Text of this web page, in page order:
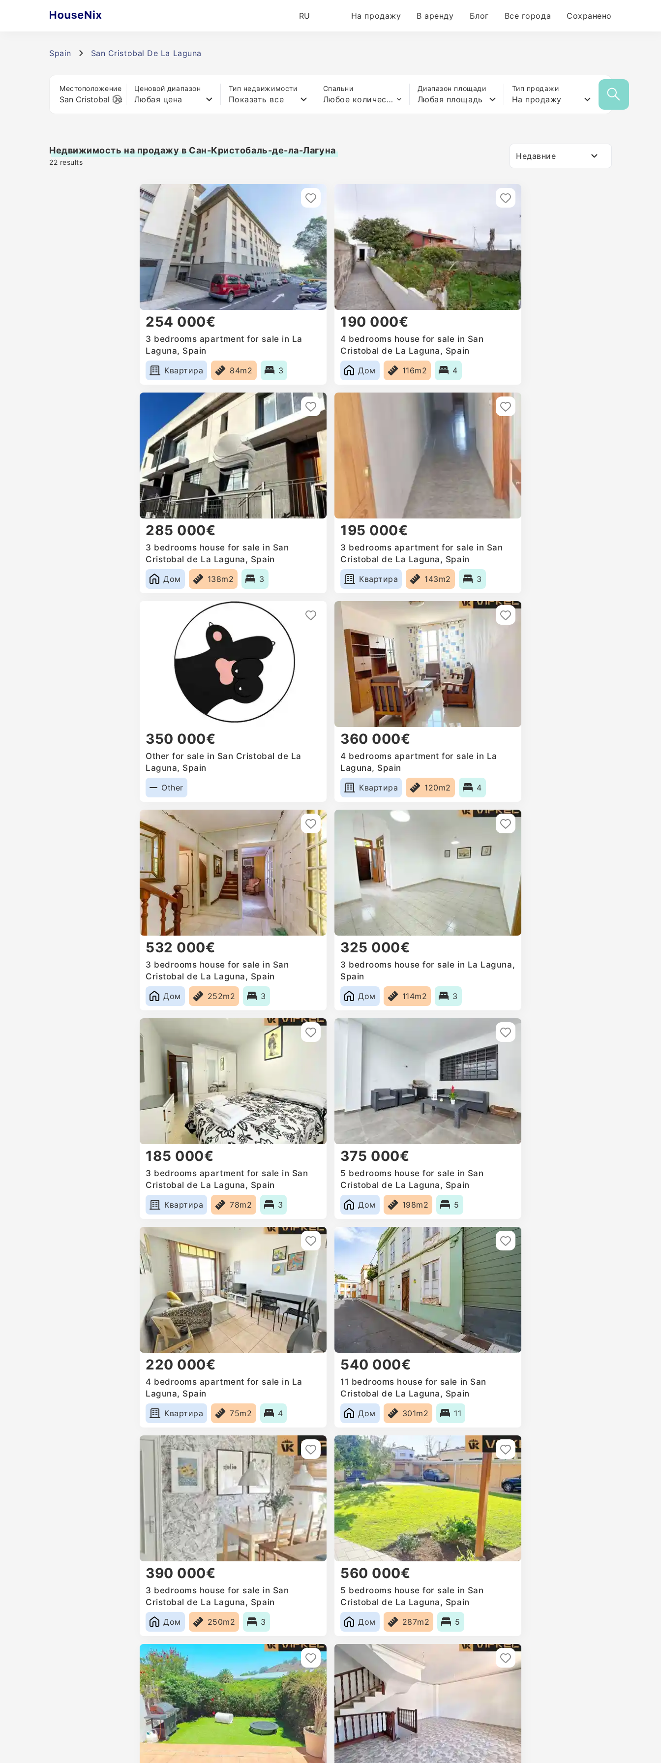
RU На продажу В аренду Блог Все города Сохранено
Spain San Cristobal De La Laguna
Местоположение Ценовой диапазон
Любая цена
Тип недвижимости
Показать все
Спальни
Любое количество спален
Диапазон площади
Любая площадь
Тип продажи
На продажу
Недвижимость на продажу в Сан-Кристобаль-де-ла-Лагуна
22 results
Недавние
254 000€
3 bedrooms apartment for sale in La
Laguna, Spain
Квартира
84m2 3
190 000€
4 bedrooms house for sale in San
Cristobal de La Laguna, Spain
Дом
116m2 4
285 000€
3 bedrooms house for sale in San
Cristobal de La Laguna, Spain
Дом
138m2 3
195 000€
3 bedrooms apartment for sale in San
Cristobal de La Laguna, Spain
Квартира
143m2 3
350 000€
Other for sale in San Cristobal de La
Laguna, Spain
Other
360 000€
4 bedrooms apartment for sale in La
Laguna, Spain
Квартира
120m2 4
532 000€
3 bedrooms house for sale in San
Cristobal de La Laguna, Spain
Дом
252m2 3
325 000€
3 bedrooms house for sale in La Laguna,
Spain
Дом
114m2 3
185 000€
3 bedrooms apartment for sale in San
Cristobal de La Laguna, Spain
Квартира
78m2 3
375 000€
5 bedrooms house for sale in San
Cristobal de La Laguna, Spain
Дом
198m2 5
220 000€
4 bedrooms apartment for sale in La
Laguna, Spain
Квартира
75m2 4
540 000€
11 bedrooms house for sale in San
Cristobal de La Laguna, Spain
Дом
301m2 11
390 000€
3 bedrooms house for sale in San
Cristobal de La Laguna, Spain
Дом
250m2 3
560 000€
5 bedrooms house for sale in San
Cristobal de La Laguna, Spain
Дом
287m2 5